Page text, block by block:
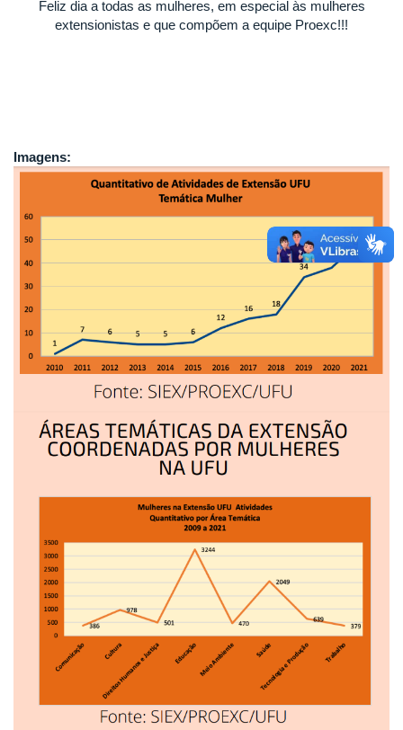
Feliz dia a todas as mulheres, em especial às mulheres
extensionistas e que compõem a equipe Proexc!!!
Imagens: